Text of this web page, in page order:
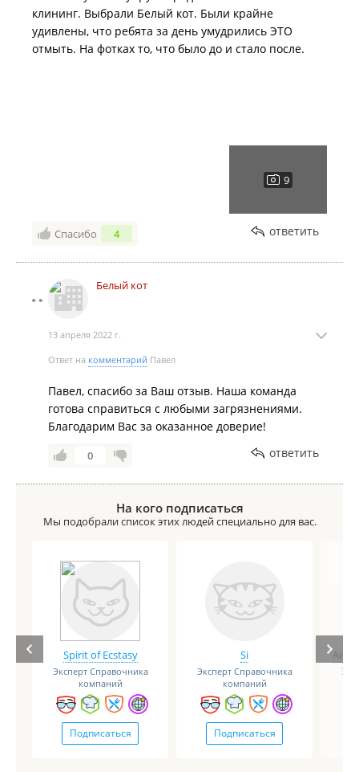
клининг. Выбрали Белый кот. Были крайне
удивлены, что ребята за день умудрились ЭТО
отмыть. На фотках то, что было до и стало после.
Спасибо 4 ответить
Белый кот
13 апреля 2022 г.
Ответ на комментарий Павел
Павел, спасибо за Ваш отзыв. Наша команда
готова справиться с любыми загрязнениями.
Благодарим Вас за оказанное доверие!
0 ответить
На кого подписаться
Мы подобрали список этих людей специально для вас.
Spirit of Ecstasy
Эксперт Справочника
компаний
Подписаться
Si
Эксперт Справочника
компаний
Подписаться